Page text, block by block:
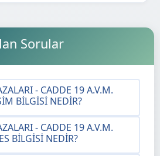
Sorular
- CADDE 19 A.V.M.
BILGISI NEDIR?
- CADDE 19 A.V.M.
BILGISI NEDIR?